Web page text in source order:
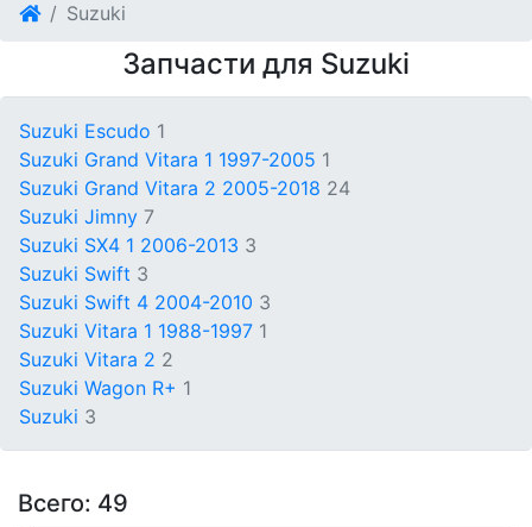
Suzuki
Запчасти для Suzuki
Suzuki Escudo 1
Suzuki Grand Vitara 1 1997-2005 1
Suzuki Grand Vitara 2 2005-2018 24
Suzuki Jimny 7
Suzuki SX4 1 2006-2013 3
Suzuki Swift 3
Suzuki Swift 4 2004-2010 3
Suzuki Vitara 1 1988-1997 1
Suzuki Vitara 2 2
Suzuki Wagon R+ 1
Suzuki 3
Всего: 49